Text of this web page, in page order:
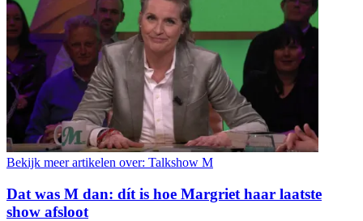
Bekijk meer artikelen over: Talkshow M
Dat was M dan: dít is hoe Margriet haar laatste
show afsloot